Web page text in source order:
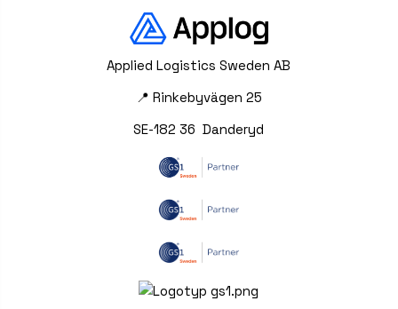
Applied Logistics Sweden AB
📍 Rinkebyvägen 25
SE-182 36 Danderyd